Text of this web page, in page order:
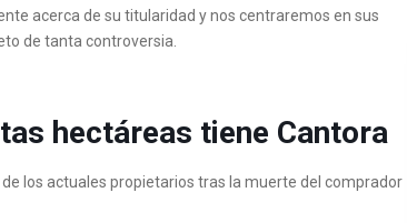
acerca de su titularidad y nos centraremos en sus
de tanta controversia.
hectáreas tiene Cantora
los actuales propietarios tras la muerte del comprador